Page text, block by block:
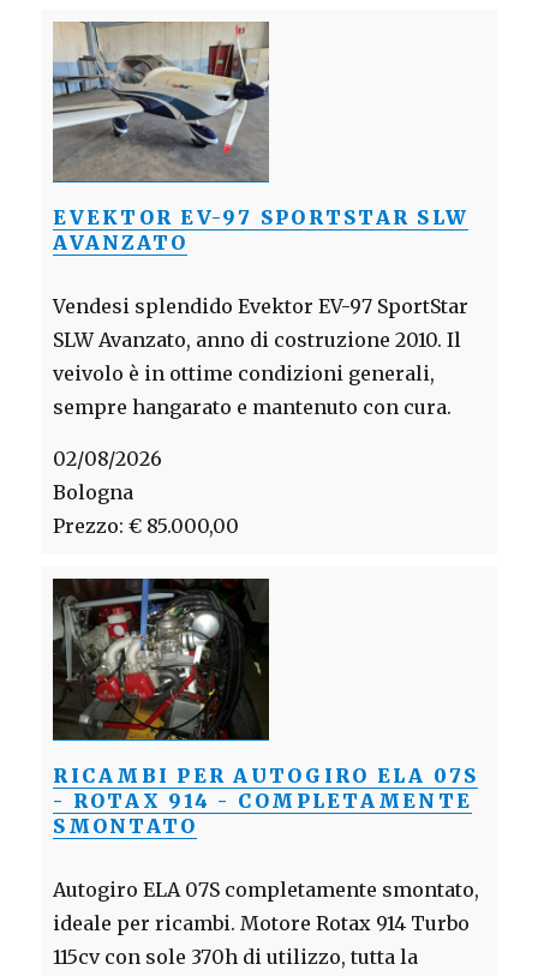
EVEKTOR EV-97 SPORTSTAR SLW
AVANZATO
Vendesi splendido Evektor EV-97 SportStar
SLW Avanzato, anno di costruzione 2010. Il
veivolo è in ottime condizioni generali,
sempre hangarato e mantenuto con cura.
02/08/2026
Bologna
Prezzo: € 85.000,00
RICAMBI PER AUTOGIRO ELA 07S
- ROTAX 914 - COMPLETAMENTE
SMONTATO
Autogiro ELA 07S completamente smontato,
ideale per ricambi. Motore Rotax 914 Turbo
115cv con sole 370h di utilizzo, tutta la